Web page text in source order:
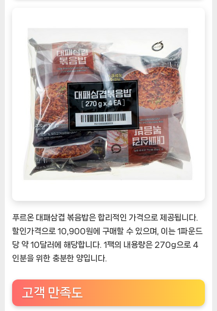
푸르온 대패삼겹 볶음밥은 합리적인 가격으로 제공됩니다.
할인가격으로 10,900원에 구매할 수 있으며, 이는 1파운드
당 약 10달러에 해당합니다. 1팩의 내용량은 270g으로 4
인분을 위한 충분한 양입니다.
고객 만족도